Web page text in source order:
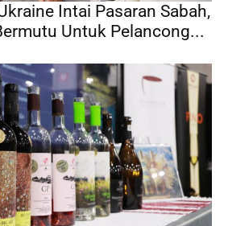
Intai Pasaran Sabah,
Untuk Pelancong...